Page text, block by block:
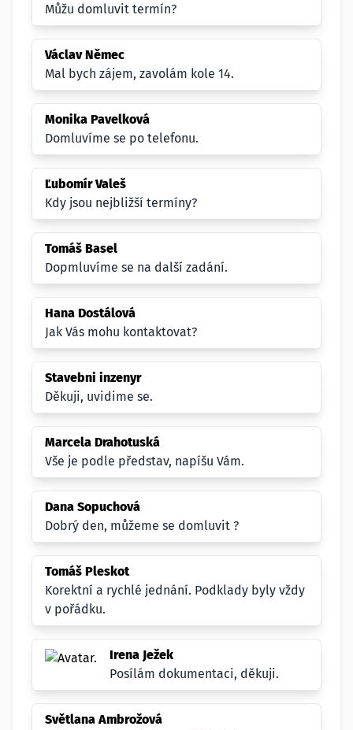
Můžu domluvit termín?
Václav Němec
Mal bych zájem, zavolám kole 14.
Monika Pavelková
Domluvíme se po telefonu.
Ľubomír Valeš
Kdy jsou nejbližší termíny?
Tomáš Basel
Dopmluvíme se na další zadání.
Hana Dostálová
Jak Vás mohu kontaktovat?
Stavebni inzenyr
Děkuji, uvidime se.
Marcela Drahotuská
Vše je podle představ, napíšu Vám.
Dana Sopuchová
Dobrý den, můžeme se domluvit ?
Tomáš Pleskot
Korektní a rychlé jednání. Podklady byly vždy
v pořádku.
Irena Ježek
Posílám dokumentaci, děkuji.
Světlana Ambrožová